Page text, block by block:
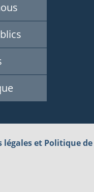
légales et Politique